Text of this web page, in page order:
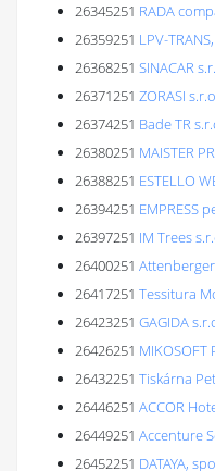
26345251 RADA
26359251 LPV-
26368251 SINACAR
26371251 ZORASI
26374251 Bade TR
26380251 MAISTER
26388251 ESTELLO
26394251 EMPRESS
26397251 IM Trees
26400251
26417251 Tessitura
26423251 GAGIDA
26426251 MIKOSOFT
26432251 Tiskárna
26446251 ACCOR
26449251 Accenture
26452251 DATAYA,